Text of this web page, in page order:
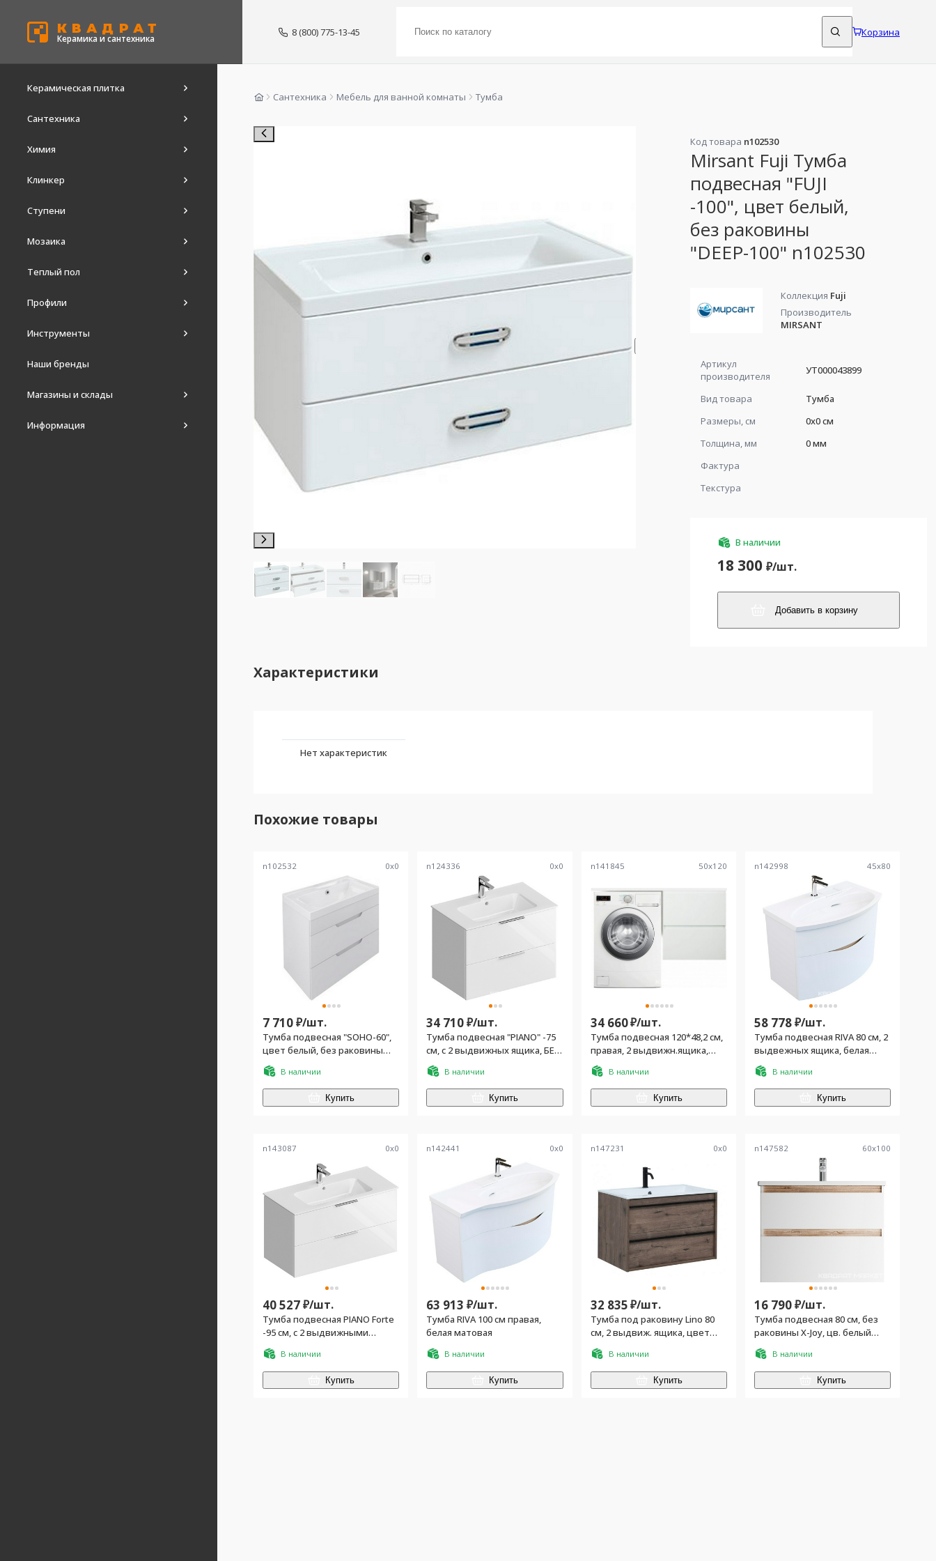
КВАДРАТ
Керамика и сантехника
8 (800) 775-13-45 Корзина
Керамическая плитка
Сантехника
Химия
Клинкер
Ступени
Мозаика
Теплый пол
Профили
Инструменты
Наши бренды
Магазины и склады
Информация
Сантехника Мебель для ванной комнаты Тумба
Код товара n102530
Mirsant Fuji Тумба
подвесная "FUJI
-100", цвет белый,
без раковины
"DEEP-100" n102530
Коллекция Fuji
Производитель
MIRSANT
Артикул
производителя
УТ000043899
Вид товара
Тумба
Размеры, см
0x0 см
Толщина, мм
0 мм
Фактура
Текстура
В наличии
18 300 ₽/шт.
Добавить в корзину
Характеристики
Нет характеристик
Похожие товары
n102532 0x0
7 710₽/шт.
Тумба подвесная "SOHO-60",
цвет белый, без раковины
"Fest-60"
В наличии
Купить
n124336 0x0
34 710₽/шт.
Тумба подвесная "PIANO" -75
см, с 2 выдвижных ящика, БЕЗ
раковины, цв. белый
В наличии
Купить
n141845 50x120
34 660₽/шт.
Тумба подвесная 120*48,2 см,
правая, 2 выдвижн.ящика,
раковина в комплекте, БЕЗ
кронштейна, цв.белый
В наличии
Купить
n142998 45x80
58 778₽/шт.
Тумба подвесная RIVA 80 см, 2
выдвежных ящика, белая
матовая
В наличии
Купить
n143087 0x0
40 527₽/шт.
Тумба подвесная PIANO Forte
-95 см, с 2 выдвижными
ящиками, БЕЗ раковины, цв.
белый глянец
В наличии
Купить
n142441 0x0
63 913 ₽/шт.
Тумба RIVA 100 см правая,
белая матовая
В наличии
Купить
n147231 0x0
32 835₽/шт.
Тумба под раковину Lino 80
см, 2 выдвиж. ящика, цвет
Дуб Веллингтон (без
раковины арт.270158)
В наличии
Купить
n147582 60x100
16 790₽/шт.
Тумба подвесная 80 см, без
раковины X-Joy, цв. белый
глянец
В наличии
Купить